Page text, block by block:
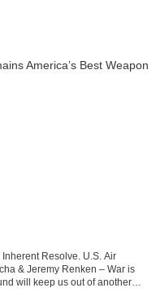
Resolve. U.S. Air
& Jeremy Renken – War is
will keep us out of another